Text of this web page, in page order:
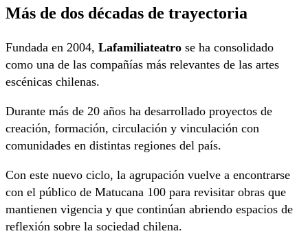
Más de dos décadas de trayectoria
Fundada en 2004, Lafamiliateatro se ha consolidado
como una de las compañías más relevantes de las artes
escénicas chilenas.
Durante más de 20 años ha desarrollado proyectos de
creación, formación, circulación y vinculación con
comunidades en distintas regiones del país.
Con este nuevo ciclo, la agrupación vuelve a encontrarse
con el público de Matucana 100 para revisitar obras que
mantienen vigencia y que continúan abriendo espacios de
reflexión sobre la sociedad chilena.